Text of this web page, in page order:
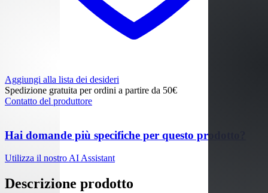
Aggiungi alla lista dei desideri
Spedizione gratuita per ordini a partire da 50€
Contatto del produttore
Hai domande più specifiche per questo prodotto?
Utilizza il nostro AI Assistant
Descrizione prodotto